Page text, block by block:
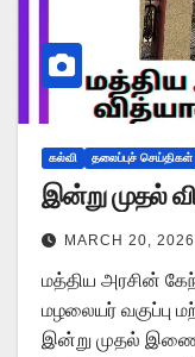
கல்வி தலைப்புச் செய்திகள்
இன்று முதல்
MARCH 20, 2026
மத்திய அரசின்
மழலையர் வகுப்பு
இன்று முதல்